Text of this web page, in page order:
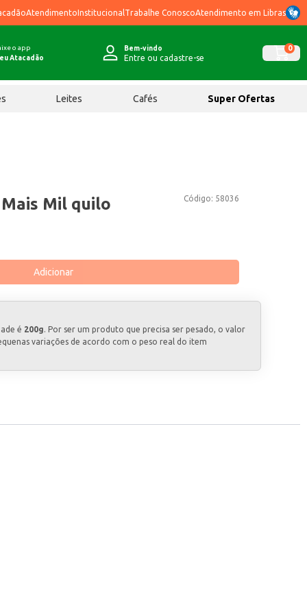
AtendimentoInstitucional Trabalhe ConoscoAtendimento em Libras
o app
Atacadão
Bem-vindo
Entre ou cadastre-se
0
Leites Cafés Super Ofertas
Código: 58036
Mil quilo
Adicionar
é 200g. Por ser um produto que precisa ser pesado, o valor
variações de acordo com o peso real do item